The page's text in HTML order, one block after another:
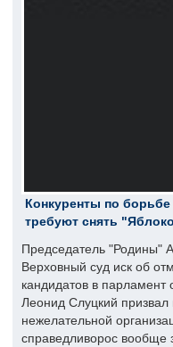
Конкуренты по борьбе
требуют снять
Председатель "Родины"
Верховный суд иск об
кандидатов в
Леонид Слуцкий призвал
нежелательной
справедливорос вообще